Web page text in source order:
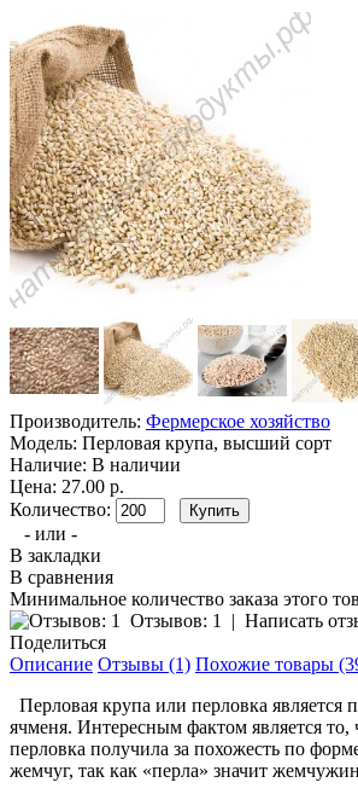
Производитель: Фермерское хозяйство
Модель: Перловая крупа, высший сорт
Наличие: В наличии
Цена: 27.00 р.
Количество:
- или -
В закладки
В сравнения
Минимальное количество заказа этого
Отзывов: 1
| Написать
Поделиться
Описание Отзывы (1) Похожие товары
Перловая крупа или перловка является
ячменя. Интересным фактом является то,
перловка получила за похожесть по
жемчуг, так как «перла» значит